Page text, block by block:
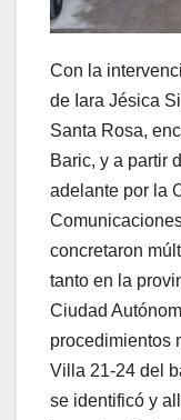
Con la
de Iara Jésica
Santa Rosa,
Baric, y a partir
adelante por la
concretaron
tanto en la
Ciudad
procedimientos
Villa 21-24 del
se identificó y